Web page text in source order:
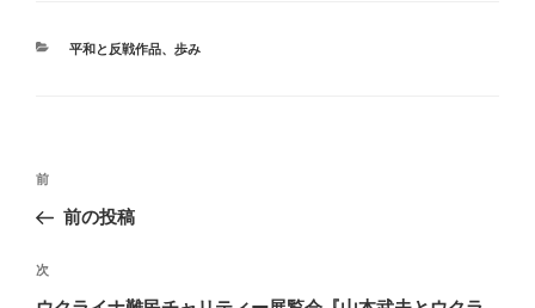
カ
平和と反戦作品、 歩み
投
ナ
ビ
ゲ
前
の
稿
前
前の投稿
次
の
次